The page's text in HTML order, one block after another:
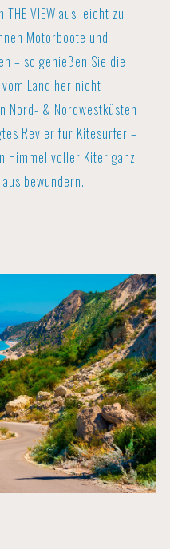
VIEW aus leicht zu
Motorboote und
– so genießen Sie die
Land her nicht
Nord- & Nordwestküsten
Revier für Kitesurfer –
Himmel voller Kiter ganz
bewundern.